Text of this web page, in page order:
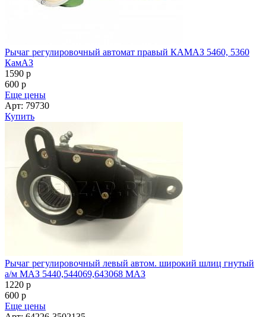
Рычаг регулировочный автомат правый КАМАЗ 5460, 5360
КамАЗ
1590 p
600 p
Еще цены
Арт: 79730
Купить
Рычаг регулировочный левый автом. широкий шлиц гнутый
а/м МАЗ 5440,544069,643068 МАЗ
1220 p
600 p
Еще цены